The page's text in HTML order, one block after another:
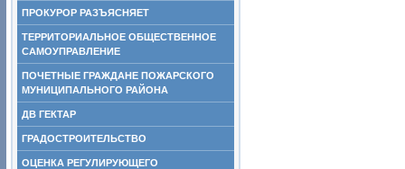
ПРОКУРОР РАЗЪЯСНЯЕТ
ТЕРРИТОРИАЛЬНОЕ ОБЩЕСТВЕННОЕ
САМОУПРАВЛЕНИЕ
ПОЧЕТНЫЕ ГРАЖДАНЕ ПОЖАРСКОГО
МУНИЦИПАЛЬНОГО РАЙОНА
ДВ ГЕКТАР
ГРАДОСТРОИТЕЛЬСТВО
ОЦЕНКА РЕГУЛИРУЮЩЕГО